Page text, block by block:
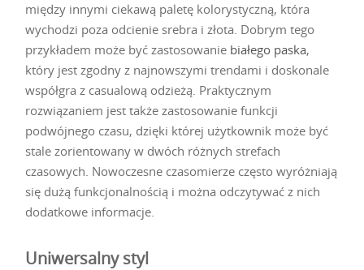
między innymi ciekawą paletę kolorystyczną, która
wychodzi poza odcienie srebra i złota. Dobrym tego
przykładem może być zastosowanie białego paska,
który jest zgodny z najnowszymi trendami i doskonale
współgra z casualową odzieżą. Praktycznym
rozwiązaniem jest także zastosowanie funkcji
podwójnego czasu, dzięki której użytkownik może być
stale zorientowany w dwóch różnych strefach
czasowych. Nowoczesne czasomierze często wyróżniają
się dużą funkcjonalnością i można odczytywać z nich
dodatkowe informacje.
Uniwersalny styl